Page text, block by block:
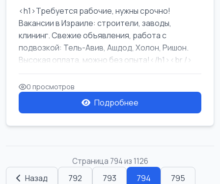
<h1>Требуется рабочие, нужны срочно!
Вакансии в Израиле: строители, заводы,
клининг. Свежие объявления, работа с
подвозкой: Тель-Авив, Ашдод, Холон, Ришон.
Высокая оплата, можно без опыта!</h1><br />
...
0 просмотров
Подробнее
Страница 794 из 1126
Назад 792 793 794 795